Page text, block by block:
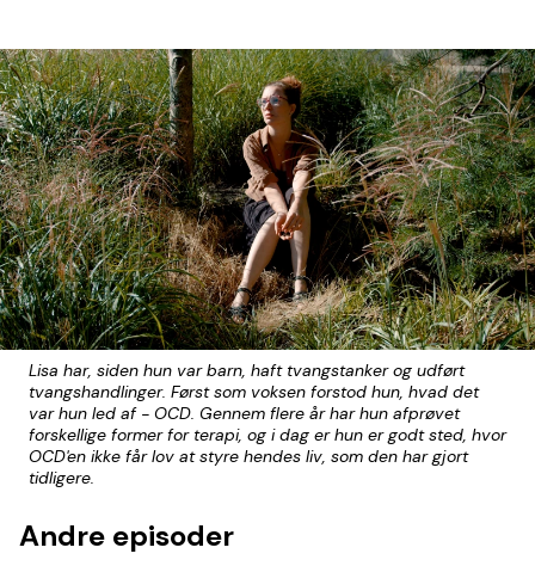
Lisa har, siden hun var barn, haft tvangstanker og udført
tvangshandlinger. Først som voksen forstod hun, hvad det
var hun led af - OCD. Gennem flere år har hun afprøvet
forskellige former for terapi, og i dag er hun er godt sted, hvor
OCD'en ikke får lov at styre hendes liv, som den har gjort
tidligere.
Andre episoder